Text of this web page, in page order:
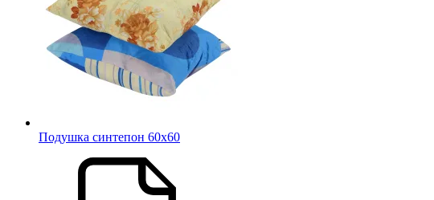
Подушка синтепон 60х60